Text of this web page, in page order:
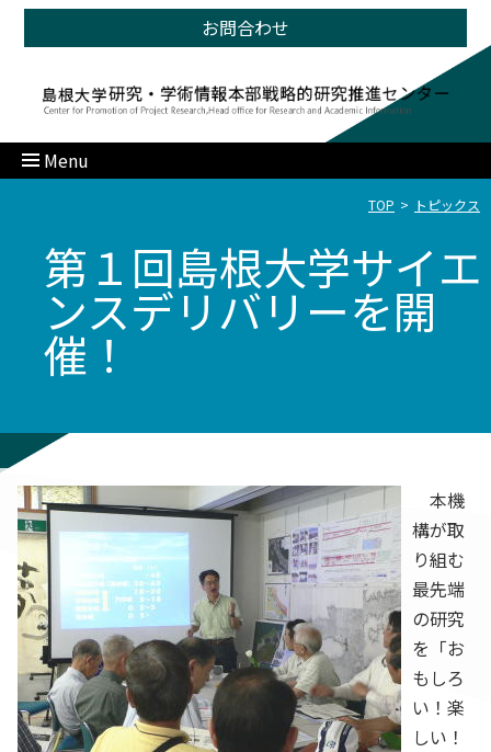
お問合わせ
Menu
TOP トピックス
第１回島根大学サイエ
ンスデリバリーを開
催！
本機
構が取
り組む
最先端
の研究
を「お
もしろ
い！楽
しい！